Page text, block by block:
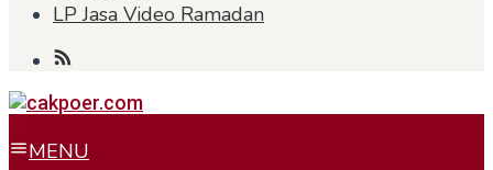
LP Jasa Video Ramadan
MENU